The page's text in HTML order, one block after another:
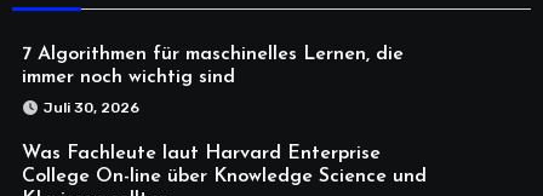
7 Algorithmen für maschinelles Lernen, die
immer noch wichtig sind
Juli 30, 2026
Was Fachleute laut Harvard Enterprise
College On-line über Knowledge Science und